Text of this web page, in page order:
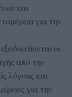
και
για την
οι
από την
λόγους και
για την